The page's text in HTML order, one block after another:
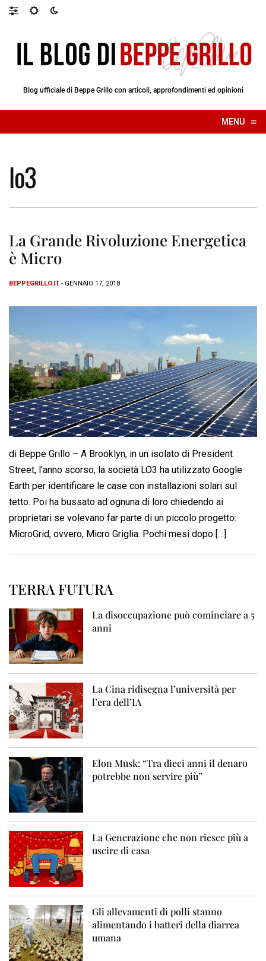
Blog ufficiale di Beppe Grillo con articoli, approfondimenti ed opinioni
MENU ≡
☰
lo3
La Grande Rivoluzione Energetica
è Micro
BEPPEGRILLO.IT - GENNAIO 17, 2018
di Beppe Grillo – A Brooklyn, in un isolato di President
Street, l’anno scorso, la società LO3 ha utilizzato Google
Earth per identificare le case con installazioni solari sul
tetto. Poi ha bussato ad ognuna di loro chiedendo ai
proprietari se volevano far parte di un piccolo progetto:
MicroGrid, ovvero, Micro Griglia. Pochi mesi dopo […]
TERRA FUTURA
La disoccupazione può cominciare a 5
anni
La Cina ridisegna l’università per
l’era dell’IA
Elon Musk: “Tra dieci anni il denaro
potrebbe non servire più”
La Generazione che non riesce più a
uscire di casa
Gli allevamenti di polli stanno
alimentando i batteri della diarrea
umana